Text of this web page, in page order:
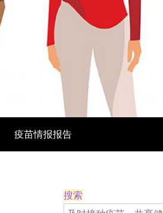
疫苗情报报告
搜索